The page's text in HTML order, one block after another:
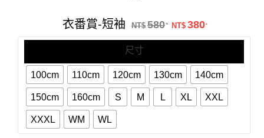
短
袖
衣番賞-短袖 NT$ 580. 原始價格：
NT$ 380.目前價格
尺寸
100cm 110cm 120cm 130cm 140cm
150cm 160cm S M L XL XXL
XXXL WM WL